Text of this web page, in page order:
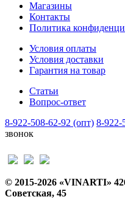
Магазины
Контакты
Политика
Условия оплаты
Условия доставки
Гарантия на товар
Статьи
Вопрос-ответ
8-922-508-62-92 (опт) 8-922-
звонок
© 2015-2026 «VINARTI»
Советская, 45